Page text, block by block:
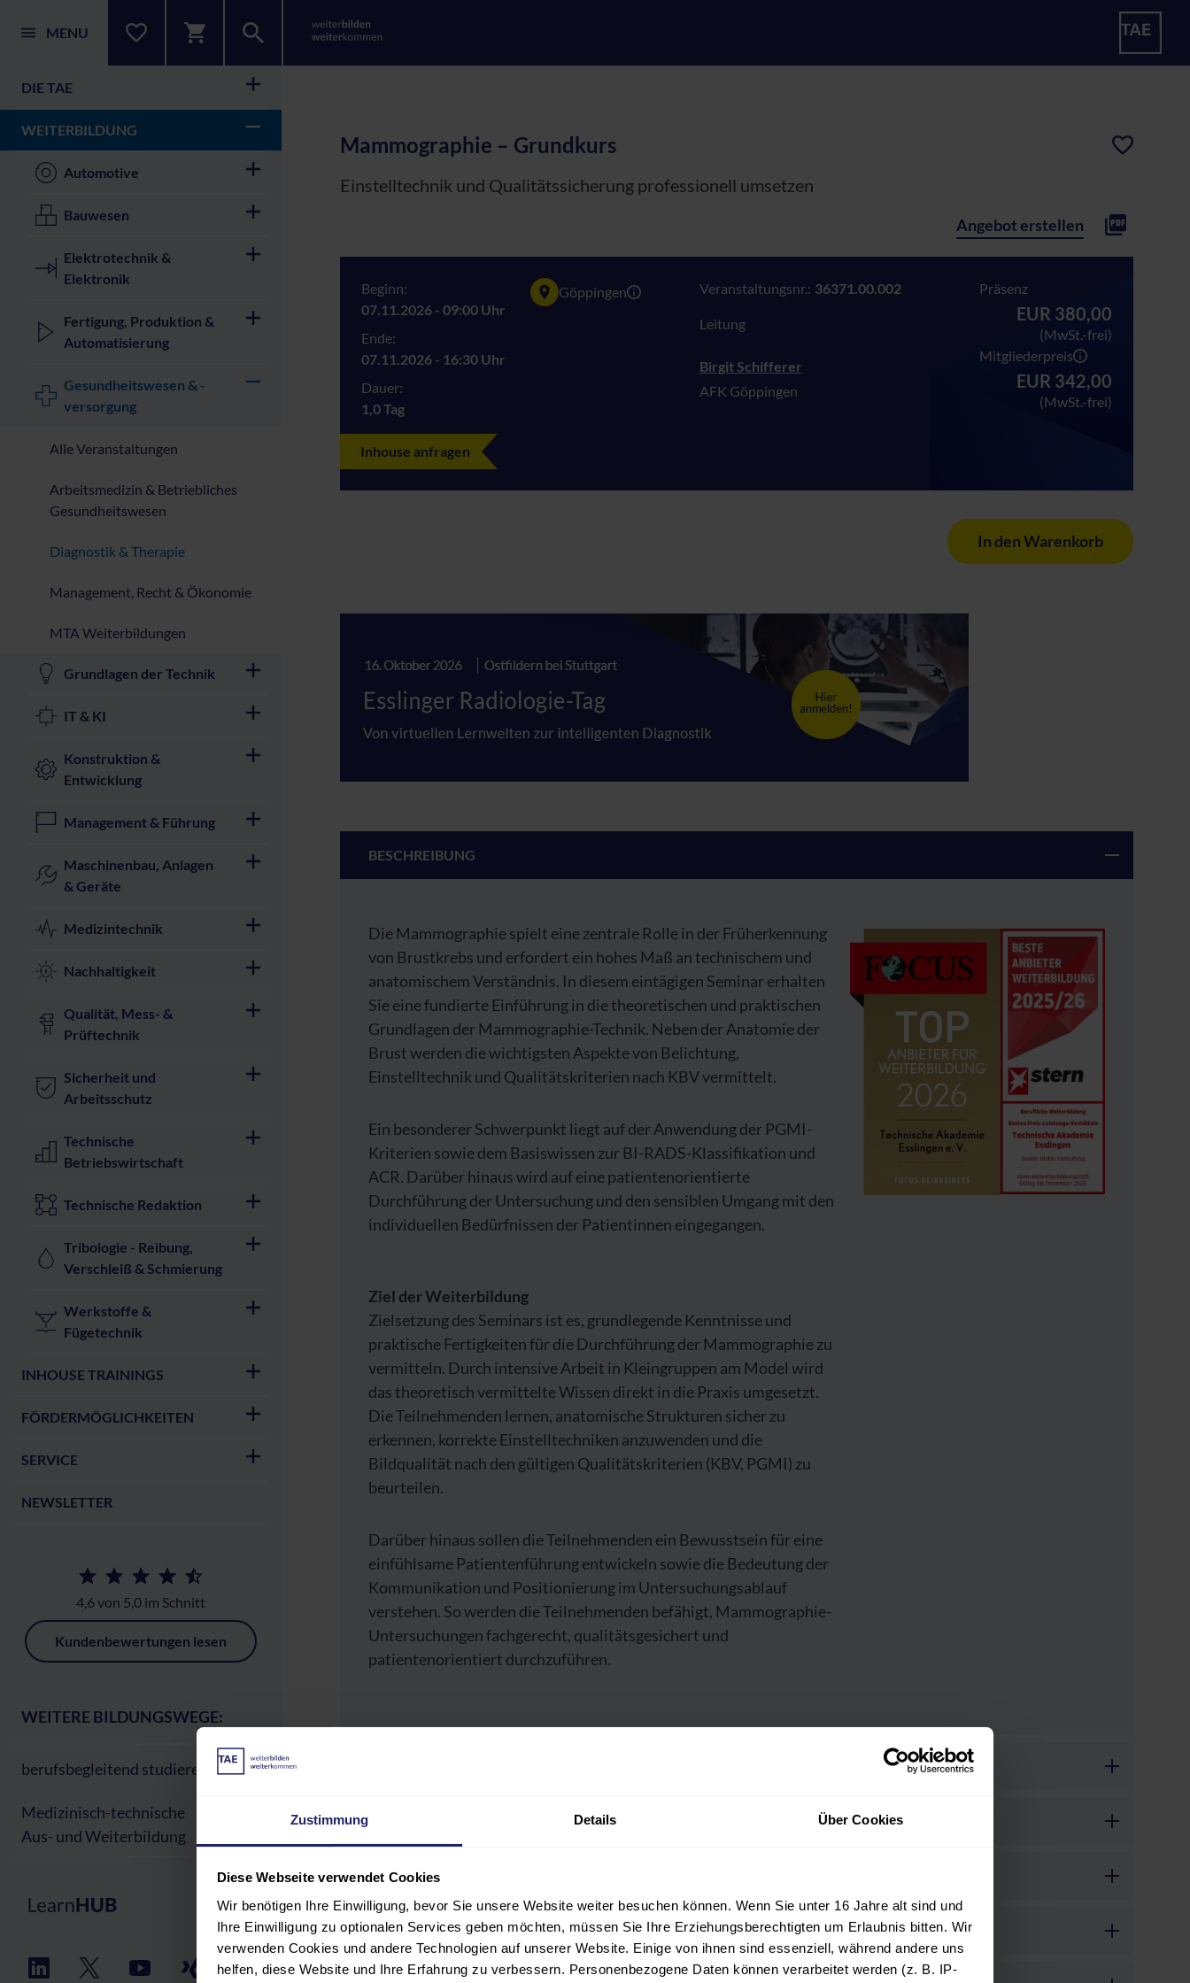
Zustimmung Details Über Cookies
Diese Webseite verwendet Cookies
Wir benötigen Ihre Einwilligung, bevor Sie unsere Website weiter besuchen können. Wenn Sie unter 16 Jahre alt sind und
Ihre Einwilligung zu optionalen Services geben möchten, müssen Sie Ihre Erziehungsberechtigten um Erlaubnis bitten. Wir
verwenden Cookies und andere Technologien auf unserer Website. Einige von ihnen sind essenziell, während andere uns
helfen, diese Website und Ihre Erfahrung zu verbessern. Personenbezogene Daten können verarbeitet werden (z. B. IP-
MENU
DIE TAE
WEITERBILDUNG
Automotive
Bauwesen
Elektrotechnik &
Elektronik
Fertigung, Produktion &
Automatisierung
Gesundheitswesen & -
versorgung
Alle Veranstaltungen
Arbeitsmedizin & Betriebliches
Gesundheitswesen
Diagnostik & Therapie
Management, Recht & Ökonomie
MTA Weiterbildungen
Grundlagen der Technik
IT & KI
Konstruktion &
Entwicklung
Management & Führung
Maschinenbau, Anlagen
& Geräte
Medizintechnik
Nachhaltigkeit
Qualität, Mess- &
Prüftechnik
Sicherheit und
Arbeitsschutz
Technische
Betriebswirtschaft
Technische Redaktion
Tribologie - Reibung,
Verschleiß & Schmierung
Werkstoffe &
Fügetechnik
INHOUSE TRAININGS
FÖRDERMÖGLICHKEITEN
SERVICE
NEWSLETTER
4,6 von 5,0 im Schnitt
Kundenbewertungen lesen
WEITERE BILDUNGSWEGE:
berufsbegleitend studieren
Medizinisch-technische
Aus- und Weiterbildung
Mammographie – Grundkurs
Einstelltechnik und Qualitätssicherung professionell umsetzen
Angebot erstellen
Beginn:
07.11.2026 - 09:00 Uhr
Ende:
07.11.2026 - 16:30 Uhr
Dauer:
1,0 Tag
Göppingen Veranstaltungsnr.: 36371.00.002
Leitung
Birgit Schifferer
AFK Göppingen
Präsenz
EUR 380,00
(MwSt.-frei)
Mitgliederpreis
EUR 342,00
(MwSt.-frei)
Inhouse anfragen
In den Warenkorb
BESCHREIBUNG
Die Mammographie spielt eine zentrale Rolle in der Früherkennung
von Brustkrebs und erfordert ein hohes Maß an technischem und
anatomischem Verständnis. In diesem eintägigen Seminar erhalten
Sie eine fundierte Einführung in die theoretischen und praktischen
Grundlagen der Mammographie-Technik. Neben der Anatomie der
Brust werden die wichtigsten Aspekte von Belichtung,
Einstelltechnik und Qualitätskriterien nach KBV vermittelt.
Ein besonderer Schwerpunkt liegt auf der Anwendung der PGMI-
Kriterien sowie dem Basiswissen zur BI-RADS-Klassifikation und
ACR. Darüber hinaus wird auf eine patientenorientierte
Durchführung der Untersuchung und den sensiblen Umgang mit den
individuellen Bedürfnissen der Patientinnen eingegangen.
Ziel der Weiterbildung
Zielsetzung des Seminars ist es, grundlegende Kenntnisse und
praktische Fertigkeiten für die Durchführung der Mammographie zu
vermitteln. Durch intensive Arbeit in Kleingruppen am Model wird
das theoretisch vermittelte Wissen direkt in die Praxis umgesetzt.
Die Teilnehmenden lernen, anatomische Strukturen sicher zu
erkennen, korrekte Einstelltechniken anzuwenden und die
Bildqualität nach den gültigen Qualitätskriterien (KBV, PGMI) zu
beurteilen.
Darüber hinaus sollen die Teilnehmenden ein Bewusstsein für eine
einfühlsame Patientenführung entwickeln sowie die Bedeutung der
Kommunikation und Positionierung im Untersuchungsablauf
verstehen. So werden die Teilnehmenden befähigt, Mammographie-
Untersuchungen fachgerecht, qualitätsgesichert und
patientenorientiert durchzuführen.
REFERENT:INNEN
VERANSTALTUNGSORT UND HOTEL